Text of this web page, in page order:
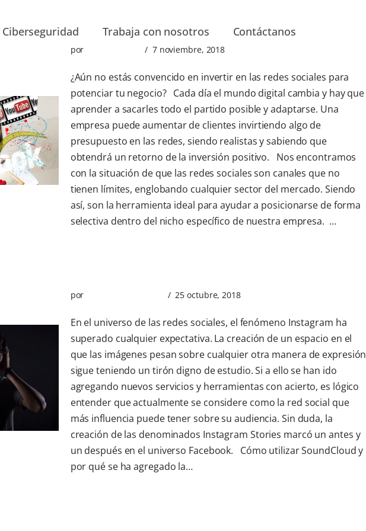
Ciberseguridad Trabaja con nosotros Contáctanos
por 7 noviembre, 2018
¿Aún no estás convencido en invertir en las redes sociales para
potenciar tu negocio? Cada día el mundo digital cambia y hay que
aprender a sacarles todo el partido posible y adaptarse. Una
empresa puede aumentar de clientes invirtiendo algo de
presupuesto en las redes, siendo realistas y sabiendo que
obtendrá un retorno de la inversión positivo. Nos encontramos
con la situación de que las redes sociales son canales que no
tienen límites, englobando cualquier sector del mercado. Siendo
así, son la herramienta ideal para ayudar a posicionarse de forma
selectiva dentro del nicho específico de nuestra empresa. …
por 25 octubre, 2018
En el universo de las redes sociales, el fenómeno Instagram ha
superado cualquier expectativa. La creación de un espacio en el
que las imágenes pesan sobre cualquier otra manera de expresión
sigue teniendo un tirón digno de estudio. Si a ello se han ido
agregando nuevos servicios y herramientas con acierto, es lógico
entender que actualmente se considere como la red social que
más influencia puede tener sobre su audiencia. Sin duda, la
creación de las denominados Instagram Stories marcó un antes y
un después en el universo Facebook. Cómo utilizar SoundCloud y
por qué se ha agregado la…